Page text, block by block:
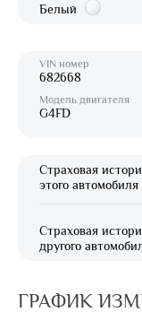
Белый
VIN номер
682668
Модель двигателя
G4FD
Страховая
этого автомобиля
Страховая
другого
ГРАФИК